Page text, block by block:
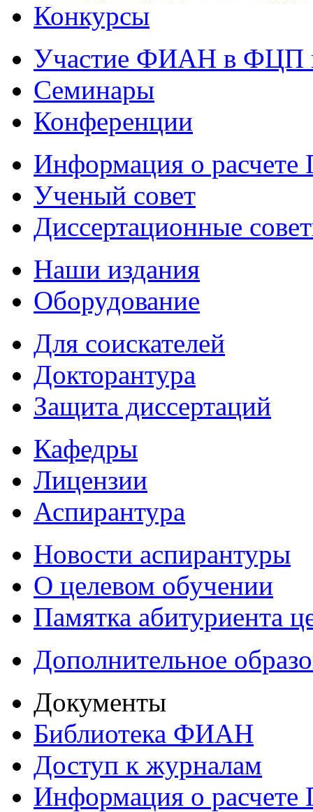
Конкурсы
Участие ФИАН в ФЦП
Семинары
Конференции
Информация о
Ученый совет
Диссертационные
Наши издания
Оборудование
Для соискателей
Докторантура
Защита диссертаций
Кафедры
Лицензии
Аспирантура
Новости аспирантуры
О целевом обучении
Памятка абитуриента
Дополнительное
Документы
Библиотека ФИАН
Доступ к журналам
Информация о